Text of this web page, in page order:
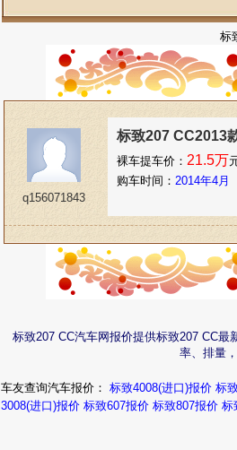
标
q156071843
标致207 CC2013
裸车提车价： 21.5万
购车时间： 2014年4月
标致207 CC汽车网报价提供标致207 CC
率、排量
车友查询汽车报价： 标致4008(进口)报价 标
3008(进口)报价 标致607报价 标致807报价 标